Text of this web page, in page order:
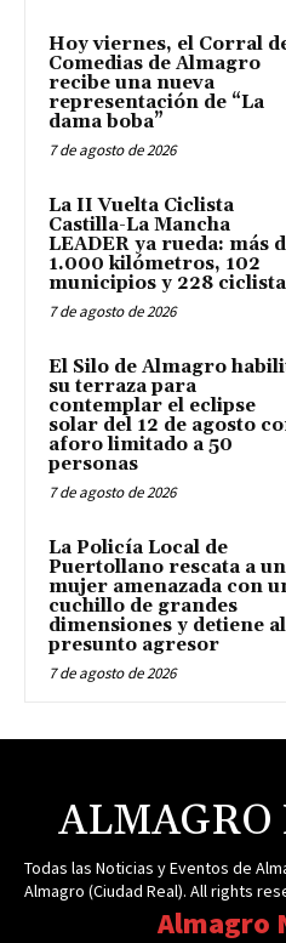
Hoy viernes, el Corral
Comedias de Almagro
recibe una nueva
representación de “La
dama boba”
7 de agosto de 2026
La II Vuelta Ciclista
Castilla-La Mancha
LEADER ya rueda: más
1.000 kilómetros, 102
municipios y 228
7 de agosto de 2026
El Silo de Almagro
su terraza para
contemplar el eclipse
solar del 12 de agosto
aforo limitado a 50
personas
7 de agosto de 2026
La Policía Local de
Puertollano rescata a
mujer amenazada con
cuchillo de grandes
dimensiones y detiene al
presunto agresor
7 de agosto de 2026
ALMAGRO
Todas las Noticias y Eventos de
Almagro (Ciudad Real). All rights
Almagro